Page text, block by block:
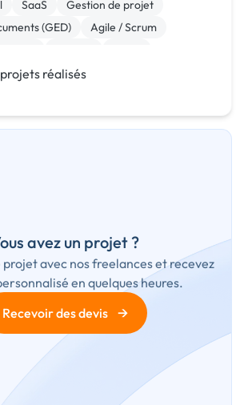
SaaS
Gestion de projet
(GED)
Agile / Scrum
projets réalisés
avez un projet ?
avec nos freelances et recevez
en quelques heures.
Recevoir des devis
→